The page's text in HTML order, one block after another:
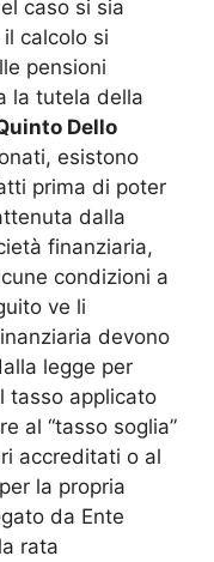
caso si sia
calcolo si
pensioni
la tutela della
Dello
esistono
prima di poter
dalla
finanziaria,
condizioni a
ve li
devono
legge per
tasso applicato
al “tasso soglia”
accreditati o al
la propria
da Ente
rata